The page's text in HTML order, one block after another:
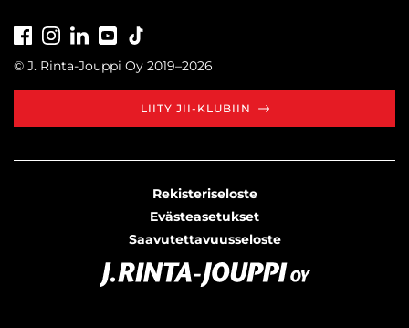
FacebookInstagramLinkedInYoutube
© J. Rinta-Jouppi Oy 2019–2026
LIITY JII-KLUBIIN
Rekisteriseloste
Evästeasetukset
Saavutettavuusseloste